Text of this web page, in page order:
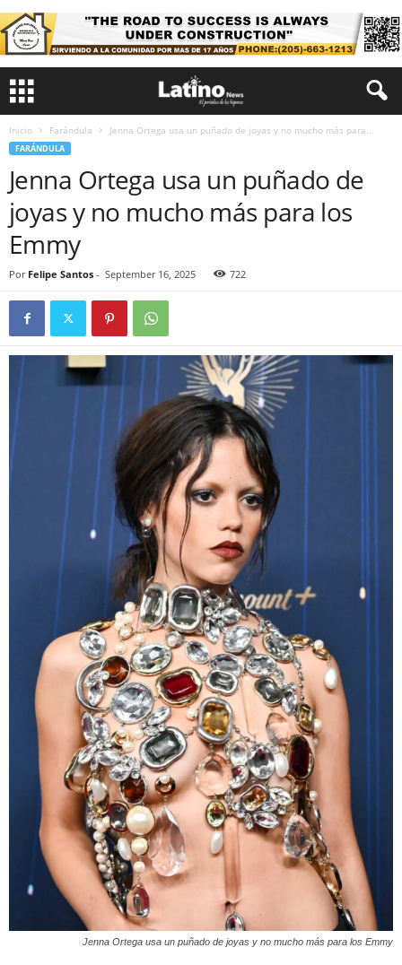
Inicio Farándula Jenna Ortega usa un puñado de joyas y no mucho más para...
FARÁNDULA
Jenna Ortega usa un puñado de
joyas y no mucho más para los
Emmy
Por Felipe Santos - September 16, 2025 722
Jenna Ortega usa un puñado de joyas y no mucho más para los Emmy